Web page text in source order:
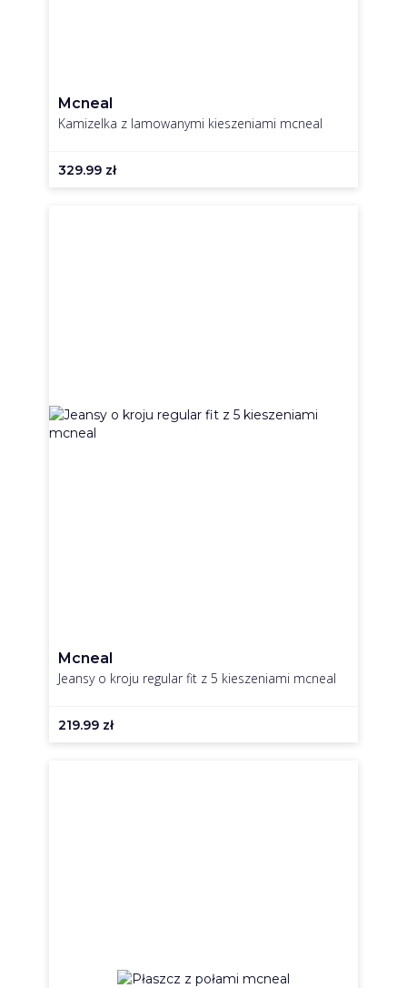
Mcneal
Kamizelka z lamowanymi kieszeniami mcneal
329.99 zł
Mcneal
Jeansy o kroju regular fit z 5 kieszeniami mcneal
219.99 zł